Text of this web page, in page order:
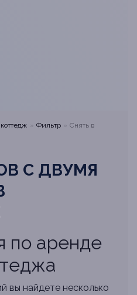
Фильтр
Снять в
С ДВУМЯ
по аренде
вы найдете несколько